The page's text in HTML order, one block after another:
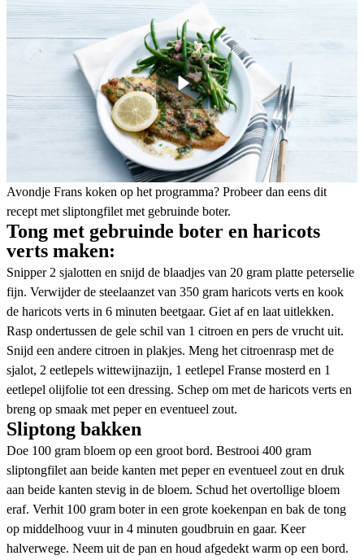
Avondje Frans koken op het programma? Probeer dan eens dit
recept met sliptongfilet met gebruinde boter.
Tong met gebruinde boter en haricots
verts maken:
Snipper 2 sjalotten en snijd de blaadjes van 20 gram platte peterselie
fijn. Verwijder de steelaanzet van 350 gram haricots verts en kook
de haricots verts in 6 minuten beetgaar. Giet af en laat uitlekken.
Rasp ondertussen de gele schil van 1 citroen en pers de vrucht uit.
Snijd een andere citroen in plakjes. Meng het citroenrasp met de
sjalot, 2 eetlepels wittewijnazijn, 1 eetlepel Franse mosterd en 1
eetlepel olijfolie tot een dressing. Schep om met de haricots verts en
breng op smaak met peper en eventueel zout.
Sliptong bakken
Doe 100 gram bloem op een groot bord. Bestrooi 400 gram
sliptongfilet aan beide kanten met peper en eventueel zout en druk
aan beide kanten stevig in de bloem. Schud het overtollige bloem
eraf. Verhit 100 gram boter in een grote koekenpan en bak de tong
op middelhoog vuur in 4 minuten goudbruin en gaar. Keer
halverwege. Neem uit de pan en houd afgedekt warm op een bord.